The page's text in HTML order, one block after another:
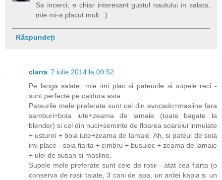
Sa incerci, e chiar interesant gustul nautului in salata,
mie mi-a placut mult. :)
Răspundeți
clarra 7 iulie 2014 la 09:52
Pe langa salate, mie imi plac si pateurile si supele reci -
sunt perfecte pe caldura asta.
Pateurile mele preferate sunt cel din avocado+masline fara
samburi+boia iute+zeama de lamaie (toate bagate la
blender) si cel din nuci+seminte de floarea soarelui inmuiate
+ usturoi + boia iute+zeama de lamaie. Ah, si pateul de soia
imi place - soia fiarta + cimbru + busuioc + zeama de lamaie
+ ulei de susan si masline.
Supele mele preferate sunt cele de rosii - atat cea fiarta (o
conserva de rosii taiate, 3 cani de apa, un ardei kapia si un